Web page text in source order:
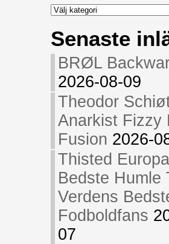
Kategorier
Senaste
BRØL
2026-08-09
Theodor
Anarkist Fizzy
Fusion 2026-
Thisted
Bedste Humle
Verdens
Fodboldfans
07